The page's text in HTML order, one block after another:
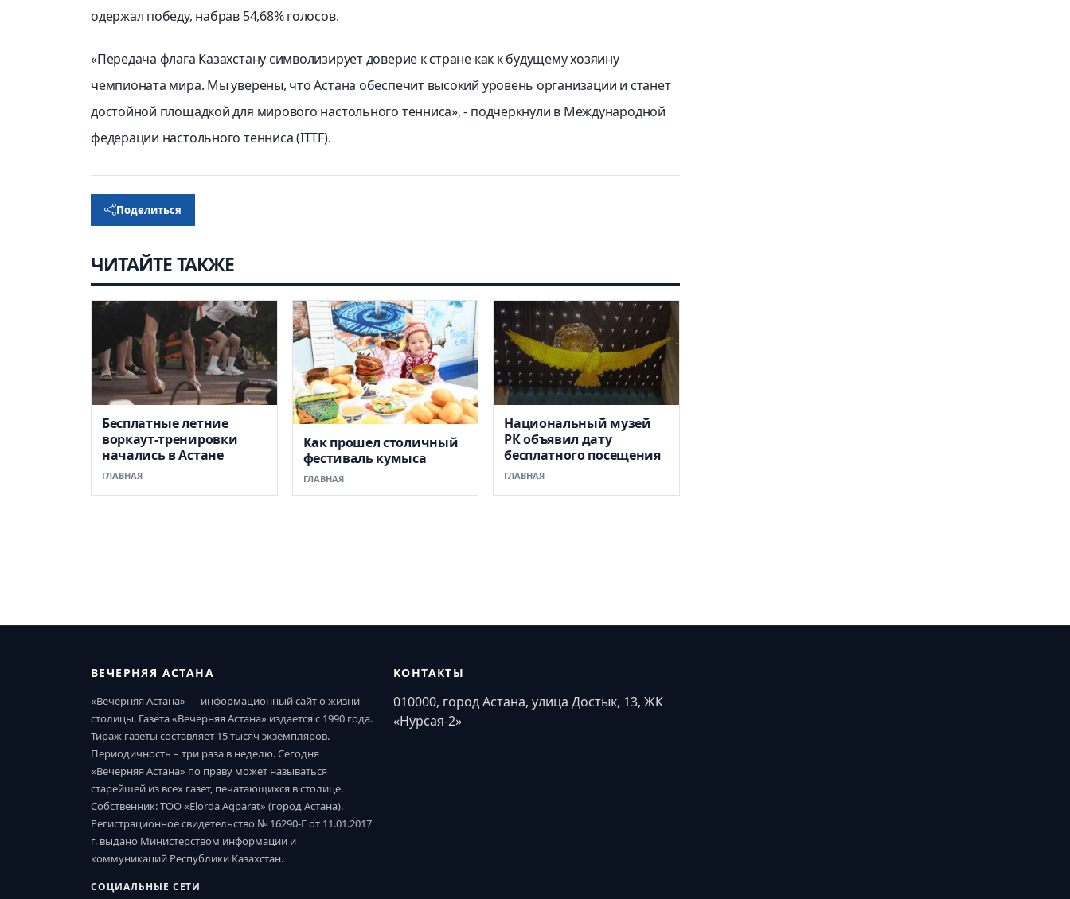
одержал победу, набрав 54,68% голосов.
«Передача флага Казахстану символизирует доверие к стране как к будущему хозяину
чемпионата мира. Мы уверены, что Астана обеспечит высокий уровень организации и станет
достойной площадкой для мирового настольного тенниса», - подчеркнули в Международной
федерации настольного тенниса (ITTF).
Поделиться
ЧИТАЙТЕ ТАКЖЕ
Бесплатные летние
воркаут-тренировки
начались в Астане
ГЛАВНАЯ
Как прошел столичный
фестиваль кумыса
ГЛАВНАЯ
Национальный музей
РК объявил дату
бесплатного посещения
ГЛАВНАЯ
ВЕЧЕРНЯЯ АСТАНА
«Вечерняя Астана» — информационный сайт о жизни
столицы. Газета «Вечерняя Астана» издается с 1990 года.
Тираж газеты составляет 15 тысяч экземпляров.
Периодичность – три раза в неделю. Сегодня
«Вечерняя Астана» по праву может называться
старейшей из всех газет, печатающихся в столице.
Собственник: ТОО «Elorda Aqparat» (город Астана).
Регистрационное свидетельство № 16290-Г от 11.01.2017
г. выдано Министерством информации и
коммуникаций Республики Казахстан.
СОЦИАЛЬНЫЕ СЕТИ
КОНТАКТЫ
010000, город Астана, улица Достык, 13, ЖК
«Нурсая-2»